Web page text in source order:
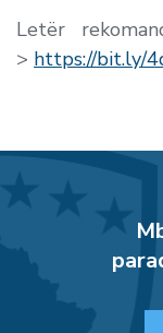
Letër
> https://bit.ly/